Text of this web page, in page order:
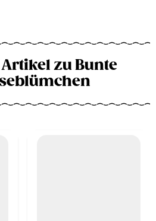
zu Bunte